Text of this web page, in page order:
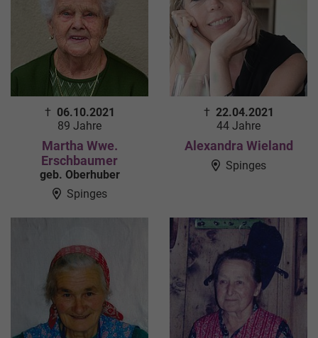
† 06.10.2021
89 Jahre
Martha Wwe.
Erschbaumer
geb. Oberhuber
Spinges
† 22.04.2021
44 Jahre
Alexandra Wieland
Spinges